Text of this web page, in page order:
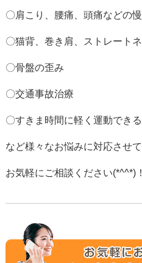
〇肩こり、腰痛、頭痛などの
〇猫背、巻き肩、ストレート
〇骨盤の歪み
〇交通事故治療
〇すきま時間に軽く運動でき
など様々なお悩みに対応させて
お気軽にご相談ください(*^^*)！